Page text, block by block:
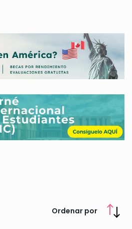
individualizada y programas
inclusión social y la participación
que poner en valor las
con discapacidad es
igualdad de oportunidades y
compromiso social sólido,
legales y asumiendo
que refuerzan la confianza
accesibilidad yOrdenar por